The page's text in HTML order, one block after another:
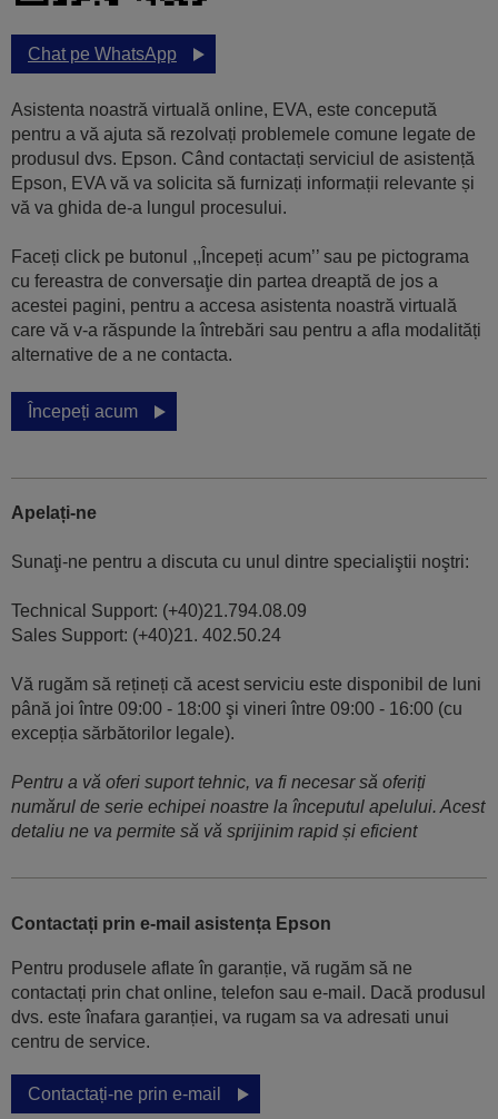
Chat pe WhatsApp
Asistenta noastră virtuală online, EVA, este concepută
pentru a vă ajuta să rezolvați problemele comune legate de
produsul dvs. Epson. Când contactați serviciul de asistență
Epson, EVA vă va solicita să furnizați informații relevante și
vă va ghida de-a lungul procesului.
Faceți click pe butonul ,,Începeți acum’’ sau pe pictograma
cu fereastra de conversaţie din partea dreaptă de jos a
acestei pagini, pentru a accesa asistenta noastră virtuală
care vă v-a răspunde la întrebări sau pentru a afla modalități
alternative de a ne contacta.
Începeți acum
Apelați-ne
Sunaţi-ne pentru a discuta cu unul dintre specialiştii noştri:
Technical Support: (+40)21.794.08.09
Sales Support: (+40)21. 402.50.24
Vă rugăm să rețineți că acest serviciu este disponibil de luni
până joi între 09:00 - 18:00 şi vineri între 09:00 - 16:00 (cu
excepția sărbătorilor legale).
Pentru a vă oferi suport tehnic, va fi necesar să oferiți
numărul de serie echipei noastre la începutul apelului. Acest
detaliu ne va permite să vă sprijinim rapid și eficient
Contactați prin e-mail asistența Epson
Pentru produsele aflate în garanție, vă rugăm să ne
contactați prin chat online, telefon sau e-mail. Dacă produsul
dvs. este înafara garanției, va rugam sa va adresati unui
centru de service.
Contactați-ne prin e-mail